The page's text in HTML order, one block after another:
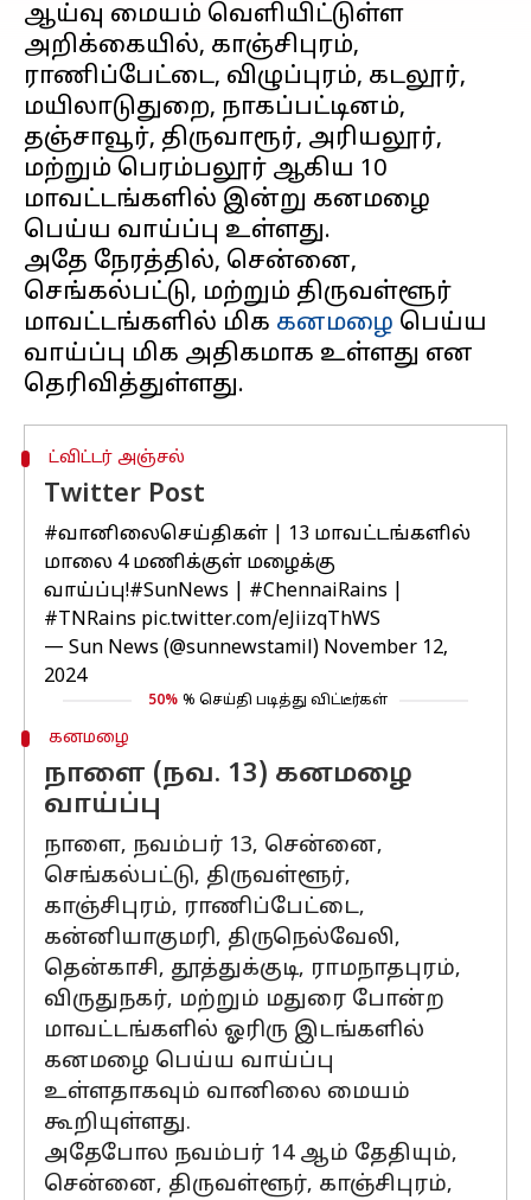
ஆய்வு மையம் வெளியிட்டுள்ள
அறிக்கையில், காஞ்சிபுரம்,
ராணிப்பேட்டை, விழுப்புரம், கடலூர்,
மயிலாடுதுறை, நாகப்பட்டினம்,
தஞ்சாவூர், திருவாரூர், அரியலூர்,
மற்றும் பெரம்பலூர் ஆகிய 10
மாவட்டங்களில் இன்று கனமழை
பெய்ய வாய்ப்பு உள்ளது.
அதே நேரத்தில், சென்னை,
செங்கல்பட்டு, மற்றும் திருவள்ளூர்
மாவட்டங்களில் மிக கனமழை பெய்ய
வாய்ப்பு மிக அதிகமாக உள்ளது என
ட்விட்டர் அஞ்சல்
Twitter Post
#வானிலைசெய்திகள் | 13 மாவட்டங்களில்
மாலை 4 மணிக்குள் மழைக்கு
வாய்ப்பு!#SunNews #ChennaiRains
#TNRains pic.twitter.com/eJiizqThWS
— Sun News (@sunnewstamil) November 12,
2024
50% % செய்தி படித்து விட்டீர்கள்
கனமழை
நாளை (நவ. 13) கனமழை
வாய்ப்பு
நாளை, நவம்பர் 13, சென்னை,
செங்கல்பட்டு, திருவள்ளூர்,
காஞ்சிபுரம், ராணிப்பேட்டை,
கன்னியாகுமரி, திருநெல்வேலி,
தென்காசி, தூத்துக்குடி, ராமநாதபுரம்,
விருதுநகர், மற்றும் மதுரை போன்ற
மாவட்டங்களில் ஓரிரு இடங்களில்
கனமழை பெய்ய வாய்ப்பு
உள்ளதாகவும் வானிலை மையம்
கூறியுள்ளது.
அதேபோல நவம்பர் 14 ஆம் தேதியும்,
சென்னை, திருவள்ளூர், காஞ்சிபுரம்,